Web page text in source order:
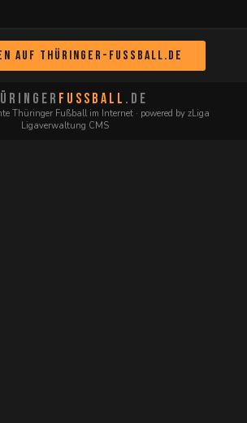
auf Thüringer-Fussball.de
FUSSBALL .DE
Thüringer Fußball im Internet · powered by zLiga
Ligaverwaltung CMS